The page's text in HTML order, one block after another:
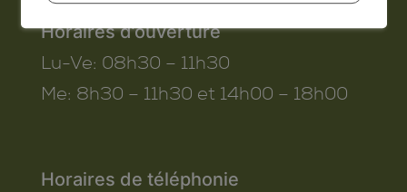
Horaires d’ouverture
Lu-Ve: 08h30 – 11h30
Me: 8h30 – 11h30 et 14h00 – 18h00
Horaires de téléphonie